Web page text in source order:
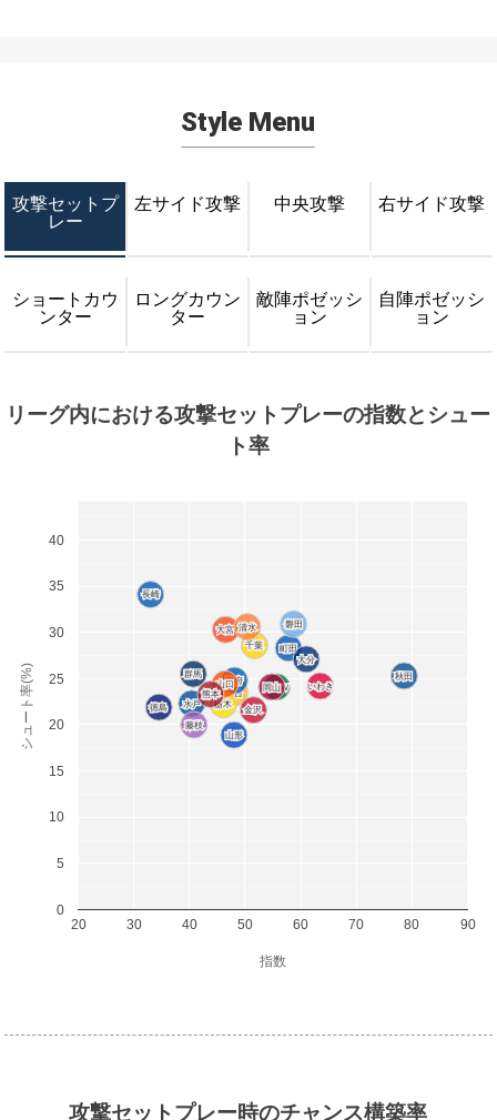
Style Menu
攻撃セットプ
レー
左サイド攻撃 中央攻撃 右サイド攻撃
ショートカウ
ンター
ロングカウン
ター
敵陣ポゼッシ
ョン
自陣ポゼッシ
ョン
リーグ内における攻撃セットプレーの指数とシュー
ト率
仙台
仙台
秋田
秋田
山形
山形
いわき
いわき
水戸
水戸 栃木
栃木
群馬
群馬
大宮
大宮
千葉
千葉
東京Ｖ
東京Ｖ
町田
町田
甲府
甲府
金沢
金沢
清水
清水 磐田
磐田
藤枝
藤枝
岡山
岡山
山口
山口
徳島
徳島
長崎
長崎
熊本
熊本
大分
大分
20 30 40 50 60 70 80 90
0
5
10
15
20
25
30
35
40
指数
シュート率(%)
攻撃セットプレー時のチャンス構築率